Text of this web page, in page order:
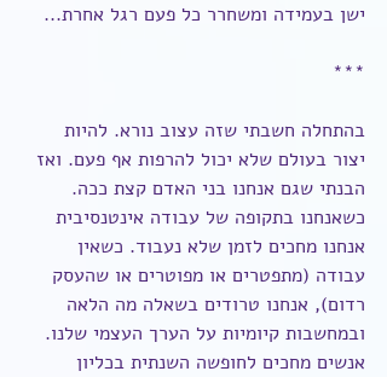
ישן בעמידה ומשחרר כל פעם רגל אחרת...
***
בהתחלה חשבתי שזה עצוב נורא. להיות
יצור בעולם שלא יכול להרפות אף פעם. ואז
הבנתי שגם אנחנו בני האדם קצת ככה.
כשאנחנו בתקופה של עבודה אינטנסיבית
אנחנו מחכים לזמן שלא נעבוד. כשאין
עבודה (מתפטרים או מפוטרים או שהעסק
רדום), אנחנו טרודים בשאלה מה הלאה
ובמחשבות קיומיות על הערך העצמי שלנו.
אנשים מחכים לחופשה השנתית בכליון